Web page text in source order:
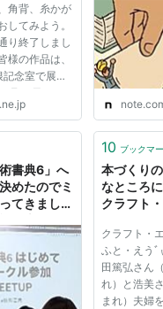
角背、糸かが
してみよう。
り終了しまし
様の作品は、
念室で展示
月10日
、22日
所 和光大学
書典6」へ
めたのでミ
てきまし
10 ブックマ
本づくり
なところ
クラフト
ト: ブック
クラフト・
ふと・えうﾞ
田篤弘さん
れ）と浩美
まれ）夫婦